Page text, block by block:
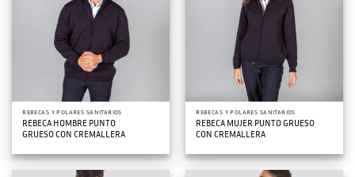
REBECAS Y POLARES SANITARIOS
REBECA HOMBRE PUNTO
GRUESO CON CREMALLERA
REBECAS Y POLARES SANITARIOS
REBECA MUJER PUNTO GRUESO
CON CREMALLERA